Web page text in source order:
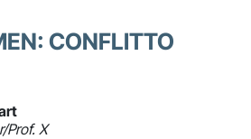
CONFLITTO
Prof. X